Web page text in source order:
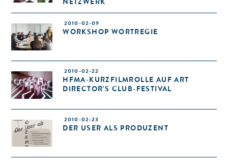
2010-02-09
WORKSHOP WORTREGIE
2010-02-22
HFMA-KURZFILMROLLE AUF ART
DIRECTOR'S CLUB-FESTIVAL
2010-02-23
DER USER ALS PRODUZENT